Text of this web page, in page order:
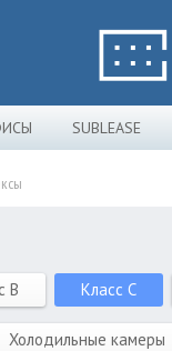
SUBLEASE
B Класс C
Холодильные камеры